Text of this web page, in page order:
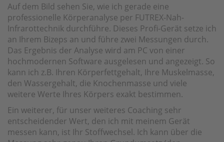
Auf dem Bild sehen Sie, wie ich gerade eine
professionelle Körperanalyse per FUTREX-Nah-
Infrarottechnik durchführe. Dieses Profi-Gerät setze ich
an Ihrem Bizeps an und führe zwei Messungen durch.
Das Ergebnis der Analyse wird am PC von einer
hochmodernen Software ausgelesen und angezeigt. So
kann ich z.B. Ihren Körperfettgehalt, Ihre Muskelmasse,
den Wassergehalt, die Knochenmasse und viele
weitere Werte Ihres Körpers exakt bestimmen.
Ein weiterer, für unser weiteres Coaching sehr
entscheidender Wert, den ich mit meinem Gerät
messen kann, ist Ihr Stoffwechsel. Ich kann über die